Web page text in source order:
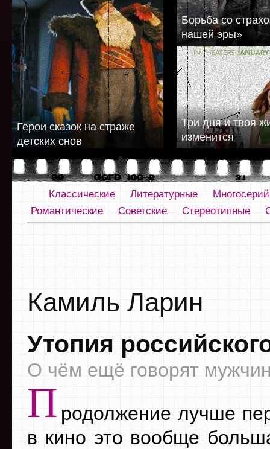
Герои сказок на страже
детских снов
Борьба со
нашей эры»
Три дня и твоя
изменится
Классические Литературные
Романтические
Советские Стереотипные
Камиль Ларин
Утопия
О чём ещё говорят
П родолжение лучше
в кино это вообще